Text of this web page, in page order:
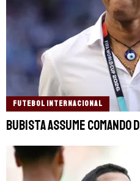
FUTEBOL INTERNACIONAL
Bubista assume comando